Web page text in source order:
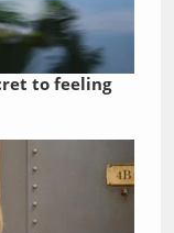
to feeling